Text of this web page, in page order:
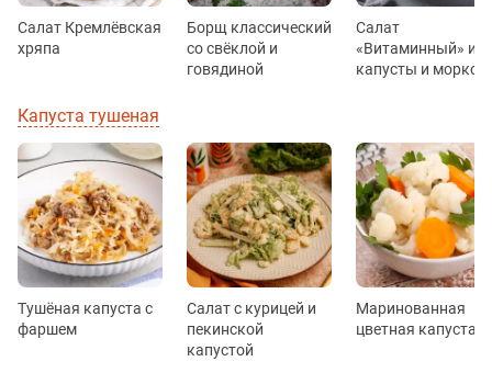
Салат Кремлёвская
хряпа
Борщ классический
со свёклой и
говядиной
Салат
«Витаминный» из
капусты и
Капуста тушеная
Тушёная капуста с
фаршем
Салат с курицей и
пекинской
капустой
Маринованная
цветная капуста